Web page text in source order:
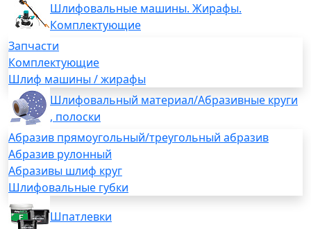
Шлифовальные машины. Жирафы.
Комплектующие
Запчасти
Комплектующие
Шлиф машины / жирафы
Шлифовальный материал/Абразивные круги
, полоски
Абразив прямоугольный/треугольный абразив
Абразив рулонный
Абразивы шлиф круг
Шлифовальные губки
Шпатлевки